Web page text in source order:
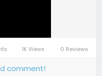
1K Views 0 Reviews
comment!